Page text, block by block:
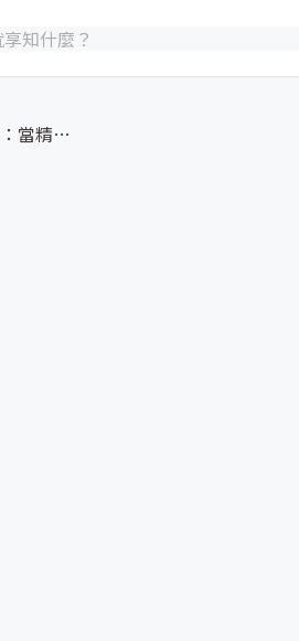
氣候危機下的味覺保衛戰：當精品...